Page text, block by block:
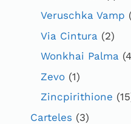
Veruschka Vamp
Via Cintura (2)
Wonkhai Palma
Zevo (1)
Zincpirithione
Carteles (3)